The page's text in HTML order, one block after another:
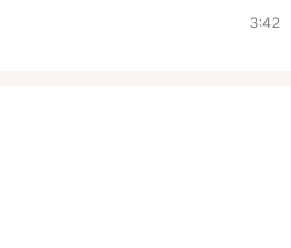
3:42